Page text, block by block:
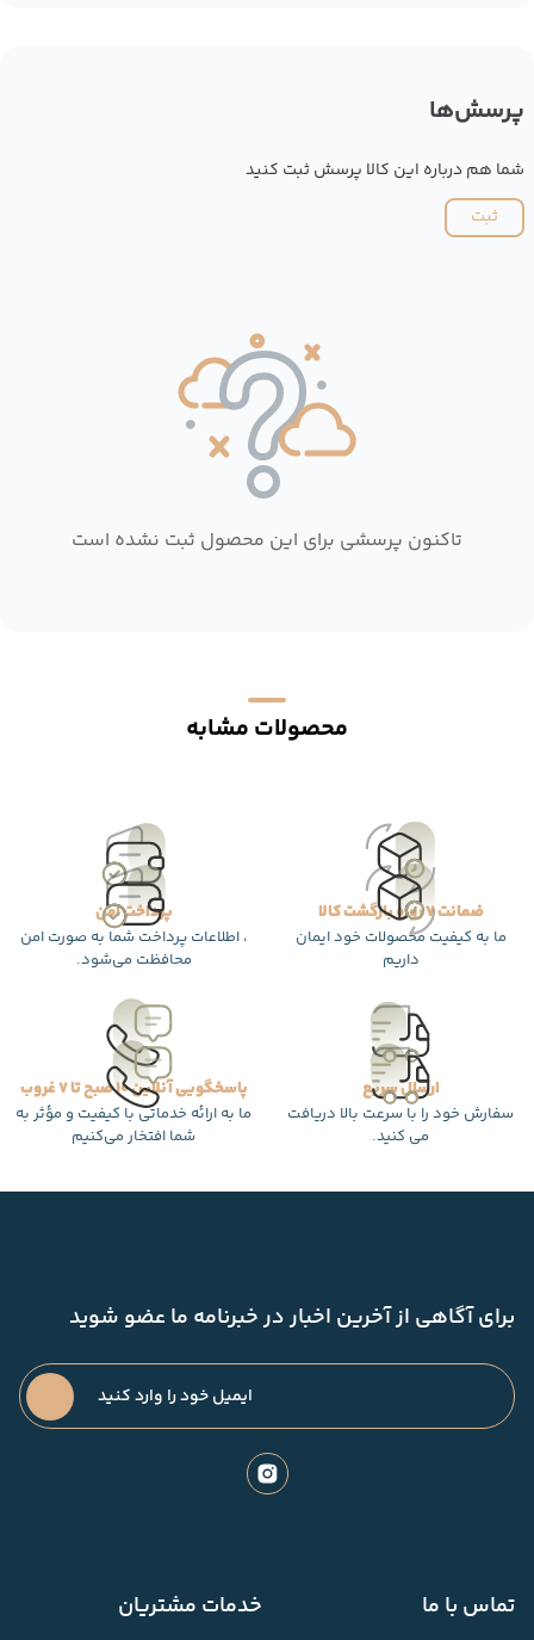
پرسش‌ها
شما هم درباره این کالا پرسش ثبت کنید
ثبت
تاکنون پرسشی برای این محصول ثبت نشده است
محصولات مشابه
ضمانت 7 روزه بازگشت کالا
ما به کیفیت محصولات خود ایمان
داریم
پرداخت امن
، اطلاعات پرداخت شما به صورت امن
محافظت می‌شود.
ارسال سریع
سفارش خود را با سرعت بالا دریافت
می کنید.
پاسخگویی آنلاین 10 صبح تا 7 غروب
ما به ارائه خدماتی با کیفیت و مؤثر به
شما افتخار می‌کنیم
برای آگاهی از آخرین اخبار در خبرنامه ما عضو شوید
تماس با ما خدمات مشتریان